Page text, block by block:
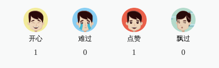
开心
1
难过
0
点赞
1
飘过
0